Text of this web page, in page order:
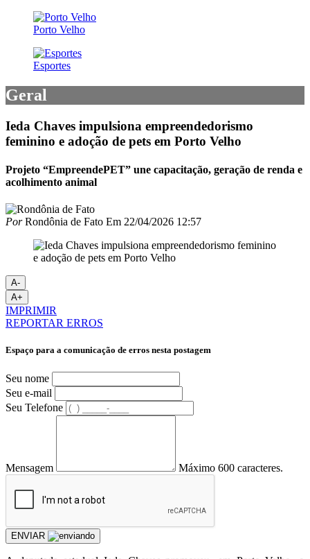
Porto Velho
Esportes
Geral
Ieda Chaves impulsiona empreendedorismo
feminino e adoção de pets em Porto Velho
Projeto “EmpreendePET” une capacitação, geração de renda e
acolhimento animal
PorRondônia de Fato Em 22/04/2026 12:57
A-
A+
IMPRIMIR
REPORTAR ERROS
Espaço para a comunicação de erros nesta postagem
Seu nome
Seu e-mail
Seu Telefone
Mensagem Máximo 600 caracteres.
ENVIAR